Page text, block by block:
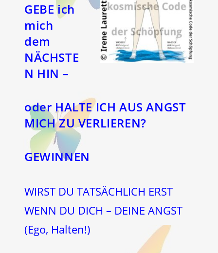
GEBE ich
mich
dem
NÄCHSTE
N HIN –
oder HALTE ICH AUS ANGST
MICH ZU VERLIEREN?
GEWINNEN
WIRST DU TATSÄCHLICH ERST
WENN DU DICH – DEINE ANGST
(Ego, Halten!)